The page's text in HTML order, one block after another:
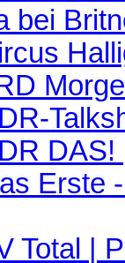
bei
DAS!
Erste
Total |